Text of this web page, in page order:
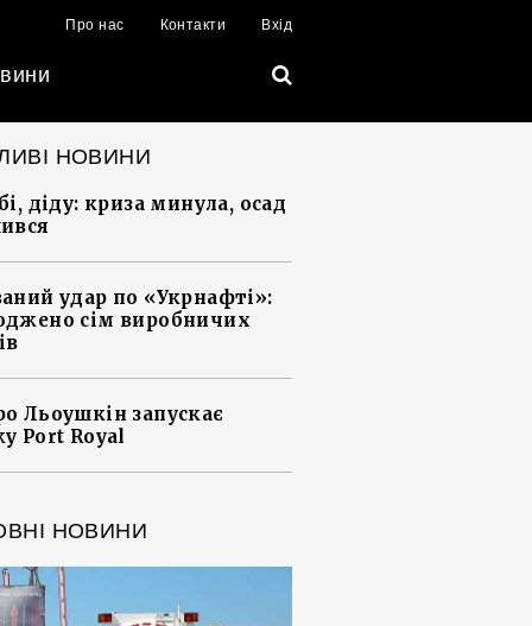
Про нас Контакти Вхід
НОВИНИ
діду: криза минула, осад
удар по «Укрнафті»:
сім виробничих
Льоушкін запускає
Port Royal
НОВИНИ